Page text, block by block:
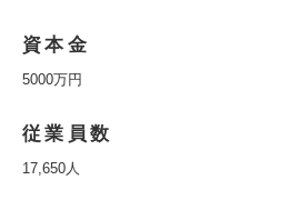
資本金
5000万円
従業員数
17,650人